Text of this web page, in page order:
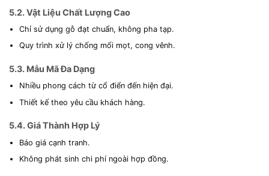
5.2. Vật Liệu Chất Lượng Cao
Chỉ sử dụng gỗ đạt chuẩn, không pha tạp.
Quy trình xử lý chống mối mọt, cong vênh.
5.3. Mẫu Mã Đa Dạng
Nhiều phong cách từ cổ điển đến hiện đại.
Thiết kế theo yêu cầu khách hàng.
5.4. Giá Thành Hợp Lý
Báo giá cạnh tranh.
Không phát sinh chi phí ngoài hợp đồng.